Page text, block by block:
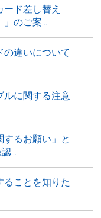
ード差し替え
」のご案...
の違いについて
ルに関する注意
するお願い」と
...
ることを知りた